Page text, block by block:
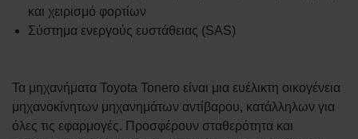
και χειρισμό φορτίων
Σύστημα ενεργούς ευστάθειας (SAS)
Τα μηχανήματα Toyota Tonero είναι μια ευέλικτη οικογένεια
μηχανοκίνητων μηχανημάτων αντίβαρου, κατάλληλων για
όλες τις εφαρμογές. Προσφέρουν σταθερότητα και